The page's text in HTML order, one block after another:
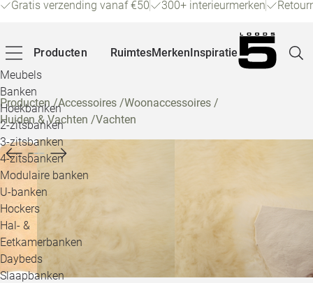
Gratis verzending vanaf €50 300+ interieurmerken
Producten
Meubels
Banken
Hoekbanken
2-zitsbanken
3-zitsbanken
4-zitsbanken
Modulaire banken
U-banken
Hockers
Hal- &
Eetkamerbanken
Daybeds
Slaapbanken
RuimtesMerkenInspiratie
Producten/Accessoires /Woonaccessoires /
Huiden & Vachten /Vachten